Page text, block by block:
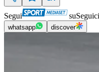
Segui su
whatsapp discover